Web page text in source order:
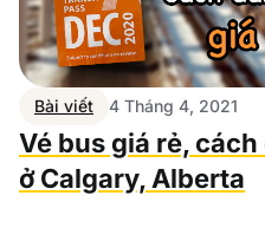
Bài viết 4 Tháng 4, 2021
Vé bus giá rẻ,
ở Calgary, Alberta